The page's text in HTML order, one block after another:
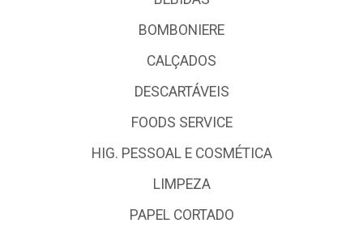
BOMBONIERE
CALÇADOS
DESCARTÁVEIS
FOODS SERVICE
HIG. PESSOAL E COSMÉTICA
LIMPEZA
PAPEL CORTADO